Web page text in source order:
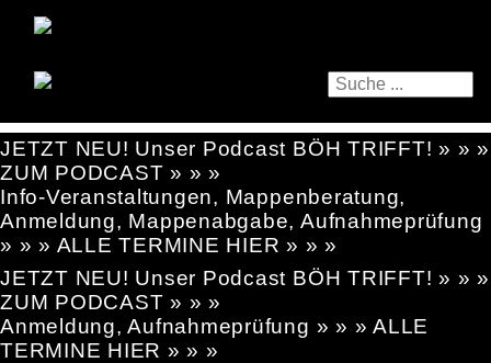
JETZT NEU! Unser Podcast BÖH TRIFFT! » » »
ZUM PODCAST » » »
Info-Veranstaltungen, Mappenberatung,
Anmeldung, Mappenabgabe, Aufnahmeprüfung
» » » ALLE TERMINE HIER » » »
JETZT NEU! Unser Podcast BÖH TRIFFT! » » »
ZUM PODCAST » » »
Anmeldung, Aufnahmeprüfung » » » ALLE
TERMINE HIER » » »